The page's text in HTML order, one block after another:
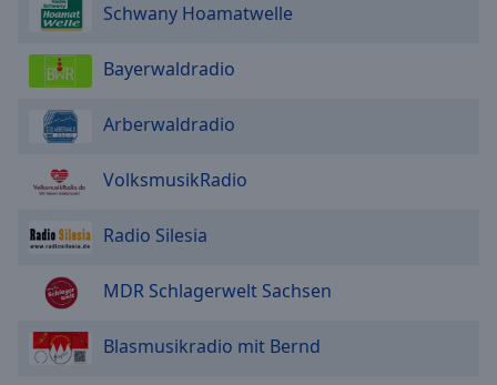
Schwany Hoamatwelle
Bayerwaldradio
Arberwaldradio
VolksmusikRadio
Radio Silesia
MDR Schlagerwelt Sachsen
Blasmusikradio mit Bernd